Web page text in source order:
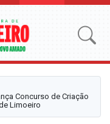
Concurso de Criação
Limoeiro